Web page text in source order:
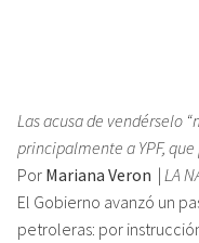
Las acusa de vendérselo
principalmente a YPF,
Por Mariana Veron | LA
El Gobierno avanzó un
petroleras: por